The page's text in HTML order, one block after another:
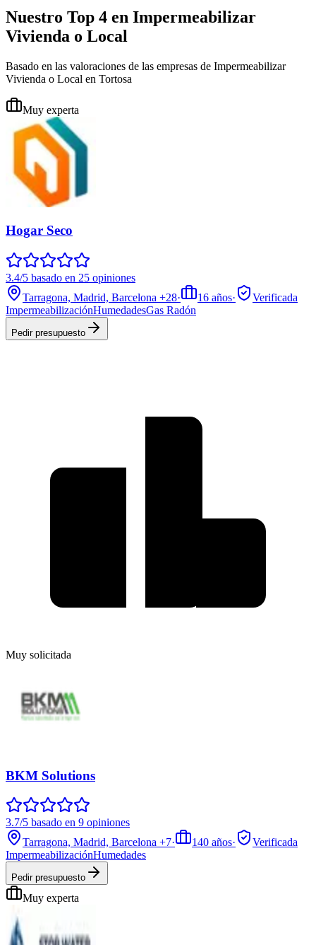
Nuestro Top 4 en Impermeabilizar
Vivienda o Local
Basado en las valoraciones de las empresas de Impermeabilizar
Vivienda o Local en Tortosa
Muy experta
Hogar Seco
3.4/5 basado en 25 opiniones
Tarragona, Madrid, Barcelona +28· 16 años·
Verificada
ImpermeabilizaciónHumedadesGas Radón
Pedir presupuesto
Muy solicitada
BKM Solutions
3.7/5 basado en 9 opiniones
Tarragona, Madrid, Barcelona +7· 140 años·
Verificada
ImpermeabilizaciónHumedades
Pedir presupuesto
Muy experta